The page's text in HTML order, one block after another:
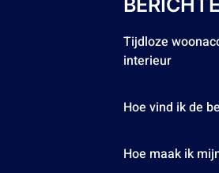
Tijdloze
interieur
Hoe vind ik de
Hoe maak ik